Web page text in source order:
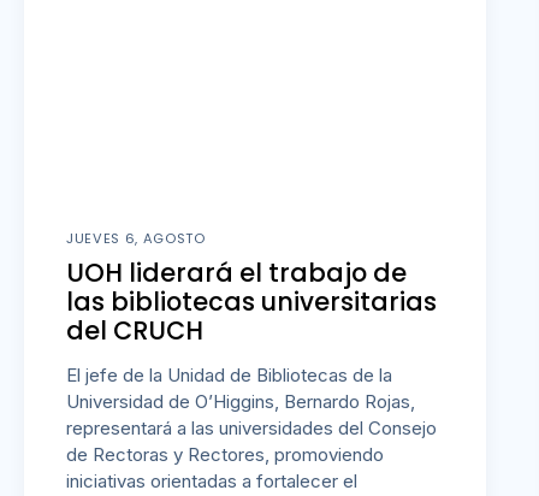
JUEVES 6, AGOSTO
UOH liderará el trabajo de
las bibliotecas universitarias
del CRUCH
El jefe de la Unidad de Bibliotecas de la
Universidad de O’Higgins, Bernardo Rojas,
representará a las universidades del Consejo
de Rectoras y Rectores, promoviendo
iniciativas orientadas a fortalecer el